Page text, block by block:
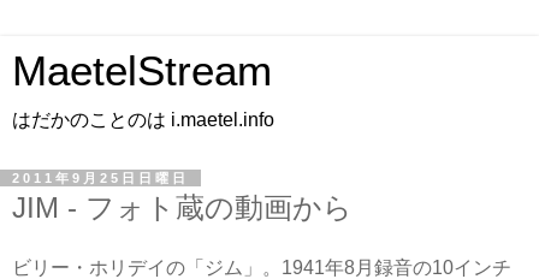
MaetelStream
はだかのことのは i.maetel.info
2011年9月25日日曜日
JIM - フォト蔵の動画から
ビリー・ホリデイの「ジム」。1941年8月録音の10インチ